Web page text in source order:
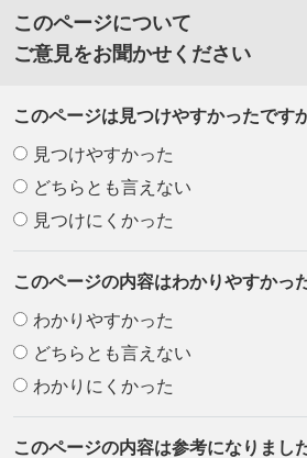
このページについて
ご意見をお聞かせください
このページは見つけやすかったです
見つけやすかった
どちらとも言えない
見つけにくかった
このページの内容はわかりやすかっ
わかりやすかった
どちらとも言えない
わかりにくかった
このページの内容は参考になりまし